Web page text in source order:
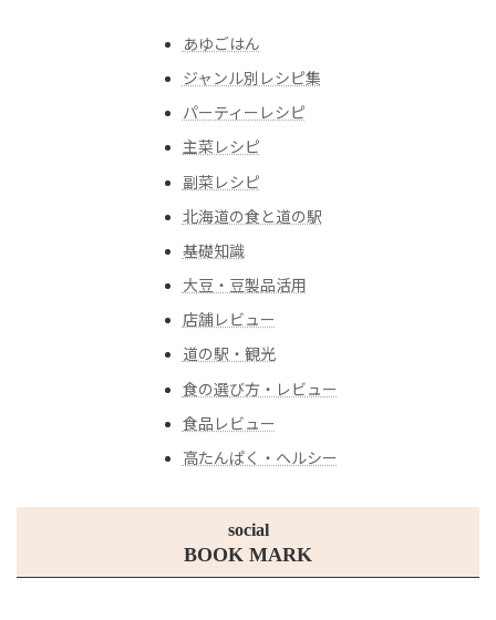
あゆごはん
ジャンル別レシピ集
パーティーレシピ
主菜レシピ
副菜レシピ
北海道の食と道の駅
基礎知識
大豆・豆製品活用
店舗レビュー
道の駅・観光
食の選び方・レビュー
食品レビュー
高たんぱく・ヘルシー
social
BOOK MARK